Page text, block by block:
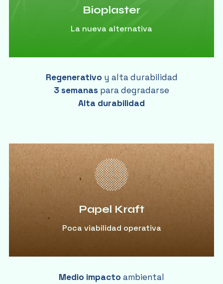
Bioplaster
La nueva alternativa
Regenerativo y alta durabilidad
3 semanas para degradarse
Alta durabilidad
Papel Kraft
Poca viabilidad operativa
Medio impacto ambiental